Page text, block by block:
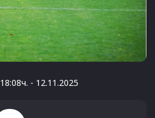
18:08ч. - 12.11.2025